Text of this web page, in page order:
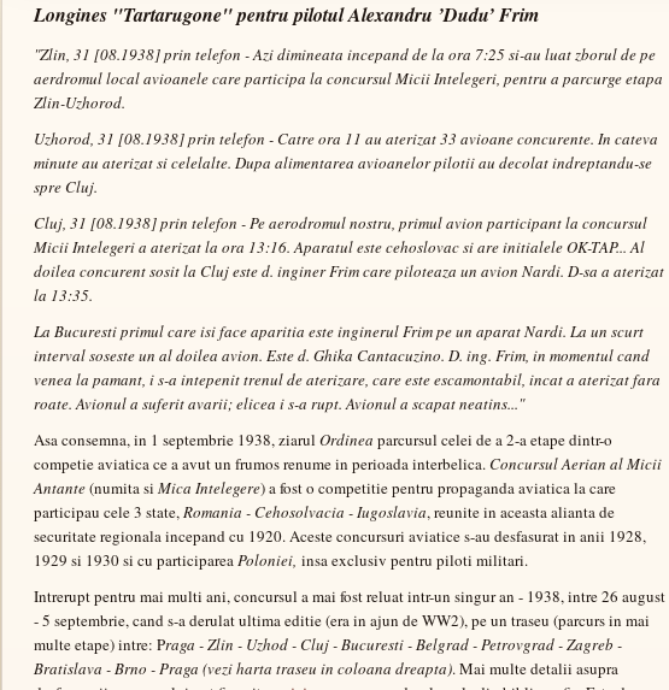
Longines "Tartarugone" pentru pilotul Alexandru ’Dudu’ Frim
"Zlin, 31 [08.1938] prin telefon - Azi dimineata incepand de la ora 7:25 si-au luat zborul de pe
aerdromul local avioanele care participa la concursul Micii Intelegeri, pentru a parcurge etapa
Zlin-Uzhorod.
Uzhorod, 31 [08.1938] prin telefon - Catre ora 11 au aterizat 33 avioane concurente. In cateva
minute au aterizat si celelalte. Dupa alimentarea avioanelor pilotii au decolat indreptandu-se
spre Cluj.
Cluj, 31 [08.1938] prin telefon - Pe aerodromul nostru, primul avion participant la concursul
Micii Intelegeri a aterizat la ora 13:16. Aparatul este cehoslovac si are initialele OK-TAP... Al
doilea concurent sosit la Cluj este d. inginer Frim care piloteaza un avion Nardi. D-sa a aterizat
la 13:35.
La Bucuresti primul care isi face aparitia este inginerul Frim pe un aparat Nardi. La un scurt
interval soseste un al doilea avion. Este d. Ghika Cantacuzino. D. ing. Frim, in momentul cand
venea la pamant, i s-a intepenit trenul de aterizare, care este escamontabil, incat a aterizat fara
roate. Avionul a suferit avarii; elicea i s-a rupt. Avionul a scapat neatins..."
Asa consemna, in 1 septembrie 1938, ziarul Ordinea parcursul celei de a 2-a etape dintr-o
competie aviatica ce a avut un frumos renume in perioada interbelica.Concursul Aerian al Micii
Antante(numita si Mica Intelegere) a fost o competitie pentru propaganda aviatica la care
participau cele 3 state,Romania - Cehosolvacia - Iugoslavia, reunite in aceasta alianta de
securitate regionala incepand cu 1920. Aceste concursuri aviatice s-au desfasurat in anii 1928,
1929 si 1930 si cu participareaPoloniei, insa exclusiv pentru piloti militari.
Intrerupt pentru mai multi ani, concursul a mai fost reluat intr-un singur an - 1938, intre 26 august
- 5 septembrie, cand s-a derulat ultima editie (era in ajun de WW2), pe un traseu (parcurs in mai
multe etape) intre: Praga - Zlin - Uzhod - Cluj - Bucuresti - Belgrad - Petrovgrad - Zagreb -
Bratislava - Brno - Praga (vezi harta traseu in coloana dreapta). Mai multe detalii asupra